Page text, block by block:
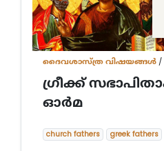
ദൈവശാസ്ത്ര വിഷയങ്ങള്‍ /
ഗ്രീക്ക്
ഓർമ
church fathers greek fathers